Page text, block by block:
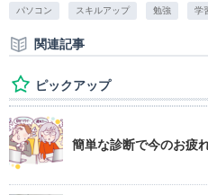
パソコン スキルアップ 勉強 学
関連記事
ピックアップ
簡単な診断で今のお疲